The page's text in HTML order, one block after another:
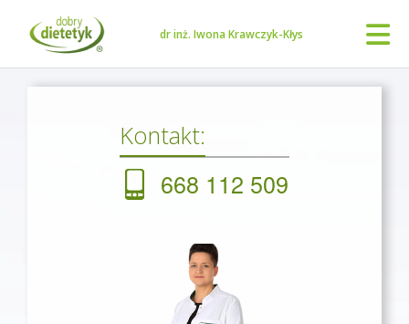
dr inż. Iwona Krawczyk-Kłys
Kontakt:
668 112 509